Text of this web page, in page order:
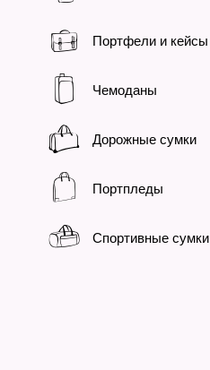
Портфели и кейсы
Чемоданы
Дорожные сумки
Портпледы
Спортивные сумки